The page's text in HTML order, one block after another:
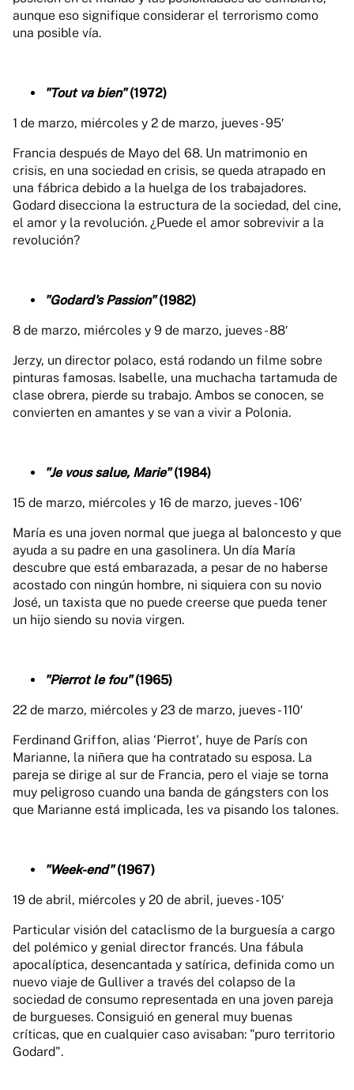
aunque eso signifique considerar el terrorismo como
una posible vía.
"Tout va bien" (1972)
1 de marzo, miércoles y 2 de marzo, jueves - 95′
Francia después de Mayo del 68. Un matrimonio en
crisis, en una sociedad en crisis, se queda atrapado en
una fábrica debido a la huelga de los trabajadores.
Godard disecciona la estructura de la sociedad, del cine,
el amor y la revolución. ¿Puede el amor sobrevivir a la
revolución?
"Godard's Passion" (1982)
8 de marzo, miércoles y 9 de marzo, jueves - 88′
Jerzy, un director polaco, está rodando un filme sobre
pinturas famosas. Isabelle, una muchacha tartamuda de
clase obrera, pierde su trabajo. Ambos se conocen, se
convierten en amantes y se van a vivir a Polonia.
"Je vous salue, Marie"(1984)
15 de marzo, miércoles y 16 de marzo, jueves - 106′
María es una joven normal que juega al baloncesto y que
ayuda a su padre en una gasolinera. Un día María
descubre que está embarazada, a pesar de no haberse
acostado con ningún hombre, ni siquiera con su novio
José, un taxista que no puede creerse que pueda tener
un hijo siendo su novia virgen.
"Pierrot le fou" (1965)
22 de marzo, miércoles y 23 de marzo, jueves - 110′
Ferdinand Griffon, alias ‘Pierrot', huye de París con
Marianne, la niñera que ha contratado su esposa. La
pareja se dirige al sur de Francia, pero el viaje se torna
muy peligroso cuando una banda de gángsters con los
que Marianne está implicada, les va pisando los talones.
"Week-end"(1967)
19 de abril, miércoles y 20 de abril, jueves - 105′
Particular visión del cataclismo de la burguesía a cargo
del polémico y genial director francés. Una fábula
apocalíptica, desencantada y satírica, definida como un
nuevo viaje de Gulliver a través del colapso de la
sociedad de consumo representada en una joven pareja
de burgueses. Consiguió en general muy buenas
críticas, que en cualquier caso avisaban: "puro territorio
Godard".